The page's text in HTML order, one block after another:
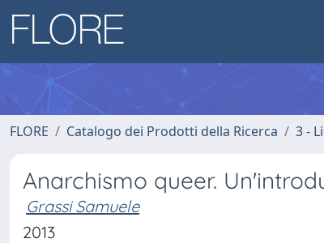
FLORE Catalogo dei Prodotti della Ricerca 3 -
Anarchismo queer.
Grassi Samuele
2013